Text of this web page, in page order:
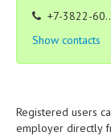
+7-3822-
Show contacts
Registered users
employer directly